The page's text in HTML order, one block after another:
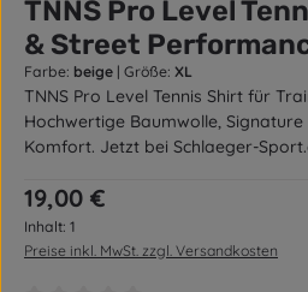
TNNS Pro Level
& Street
Farbe: beige | Größe: XL
TNNS Pro Level Tennis Shirt für
Hochwertige Baumwolle,
Komfort. Jetzt bei Schlaeger-
Regulärer Preis:
19,00 €
Inhalt: 1
Preise inkl. MwSt. zzgl. Versandkosten